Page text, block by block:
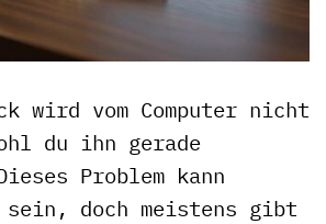
wird vom Computer nicht
du ihn gerade
Problem kann
doch meistens gibt